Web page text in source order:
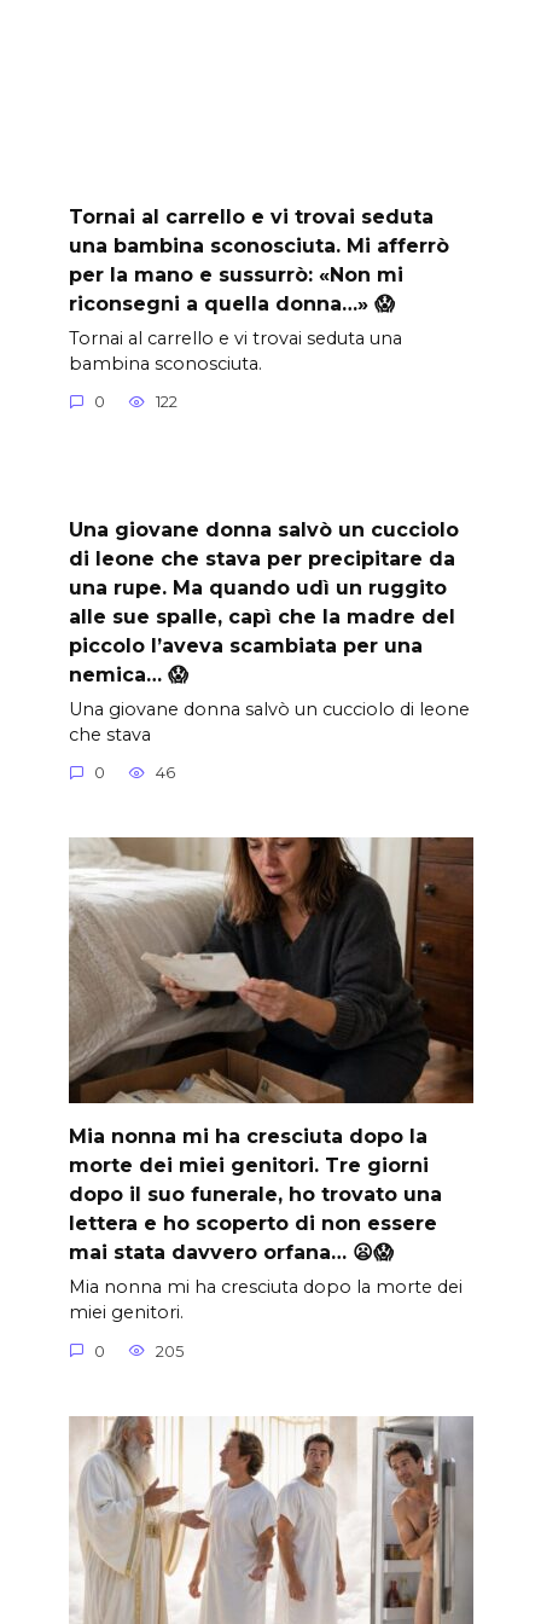
Tornai al carrello e vi trovai seduta
una bambina sconosciuta. Mi afferrò
per la mano e sussurrò: «Non mi
riconsegni a quella donna…» 😱
Tornai al carrello e vi trovai seduta una
bambina sconosciuta.
0 122
Una giovane donna salvò un cucciolo
di leone che stava per precipitare da
una rupe. Ma quando udì un ruggito
alle sue spalle, capì che la madre del
piccolo l’aveva scambiata per una
nemica… 😱
Una giovane donna salvò un cucciolo di leone
che stava
0 46
Mia nonna mi ha cresciuta dopo la
morte dei miei genitori. Tre giorni
dopo il suo funerale, ho trovato una
lettera e ho scoperto di non essere
mai stata davvero orfana… 😦😱
Mia nonna mi ha cresciuta dopo la morte dei
miei genitori.
0 205